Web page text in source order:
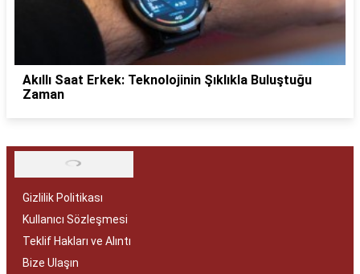
Akıllı Saat Erkek: Teknolojinin Şıklıkla Buluştuğu
Zaman
Gizlilik Politikası
Kullanıcı Sözleşmesi
Teklif Hakları ve Alıntı
Bize Ulaşın